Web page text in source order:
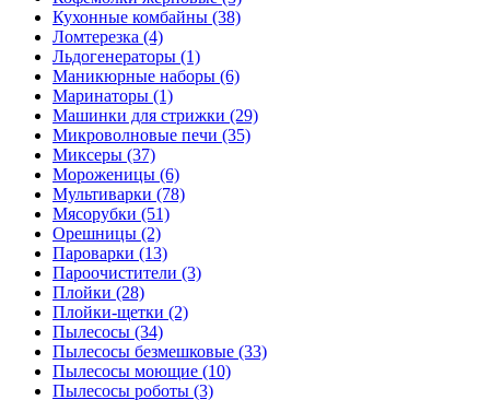
Кухонные комбайны (38)
Ломтерезка (4)
Льдогенераторы (1)
Маникюрные наборы (6)
Маринаторы (1)
Машинки для стрижки (29)
Микроволновые печи (35)
Миксеры (37)
Мороженицы (6)
Мультиварки (78)
Мясорубки (51)
Орешницы (2)
Пароварки (13)
Пароочистители (3)
Плойки (28)
Плойки-щетки (2)
Пылесосы (34)
Пылесосы безмешковые (33)
Пылесосы моющие (10)
Пылесосы роботы (3)